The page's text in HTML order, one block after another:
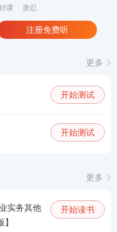
课 唐忍
注册免费听
更多
开始测试
开始测试
更多
实务其他
开始读书